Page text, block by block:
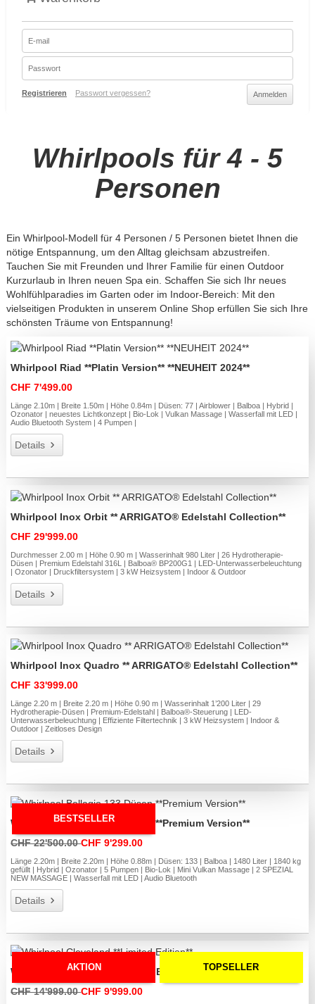
Registrieren Passwort vergessen?
Whirlpools für 4 - 5
Personen
Ein Whirlpool-Modell für 4 Personen / 5 Personen bietet Ihnen die
nötige Entspannung, um den Alltag gleichsam abzustreifen.
Tauchen Sie mit Freunden und Ihrer Familie für einen Outdoor
Kurzurlaub in Ihren neuen Spa ein. Schaffen Sie sich Ihr neues
Wohlfühlparadies im Garten oder im Indoor-Bereich: Mit den
vielseitigen Produkten in unserem Online Shop erfüllen Sie sich Ihre
schönsten Träume von Entspannung!
Whirlpool Riad **Platin Version** **NEUHEIT 2024**
CHF 7'499.00
Länge 2.10m | Breite 1.50m | Höhe 0.84m | Düsen: 77 | Airblower | Balboa | Hybrid |
Ozonator | neuestes Lichtkonzept | Bio-Lok | Vulkan Massage | Wasserfall mit LED |
Audio Bluetooth System | 4 Pumpen |
Details
Whirlpool Inox Orbit ** ARRIGATO® Edelstahl Collection**
CHF 29'999.00
Durchmesser 2.00 m | Höhe 0.90 m | Wasserinhalt 980 Liter | 26 Hydrotherapie-
Düsen | Premium Edelstahl 316L | Balboa® BP200G1 | LED-Unterwasserbeleuchtung
| Ozonator | Druckfiltersystem | 3 kW Heizsystem | Indoor & Outdoor
Details
Whirlpool Inox Quadro ** ARRIGATO® Edelstahl Collection**
CHF 33'999.00
Länge 2.20 m | Breite 2.20 m | Höhe 0.90 m | Wasserinhalt 1’200 Liter | 29
Hydrotherapie-Düsen | Premium-Edelstahl | Balboa®-Steuerung | LED-
Unterwasserbeleuchtung | Effiziente Filtertechnik | 3 kW Heizsystem | Indoor &
Outdoor | Zeitloses Design
Details
BESTSELLER
Whirlpool Bellagio 133 Düsen **Premium Version**
CHF 22'500.00CHF 9'299.00
Länge 2.20m | Breite 2.20m | Höhe 0.88m | Düsen: 133 | Balboa | 1480 Liter | 1840 kg
gefüllt | Hybrid | Ozonator | 5 Pumpen | Bio-Lok | Mini Vulkan Massage | 2 SPEZIAL
NEW MASSAGE | Wasserfall mit LED | Audio Bluetooth
Details
AKTION TOPSELLER
Whirlpool Cleveland **Limited Edition**
CHF 14'999.00CHF 9'999.00